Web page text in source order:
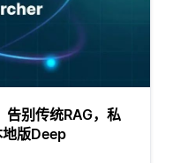
别传统RAG，私
版Deep